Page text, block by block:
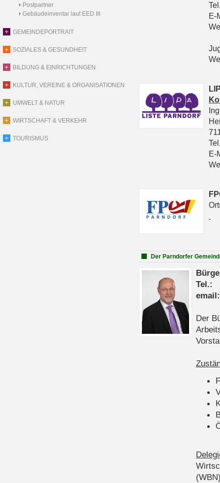
Postpartner
Gebäudeinventar laut EED III
GEMEINDEPORTRAIT
SOZIALES & GESUNDHEIT
BILDUNG & EINRICHTUNGEN
KULTUR, VEREINE & ORGANISATIONEN
UMWELT & NATUR
WIRTSCHAFT & VERKEHR
TOURISMUS
E-
E-
Der Parndorfer
Der